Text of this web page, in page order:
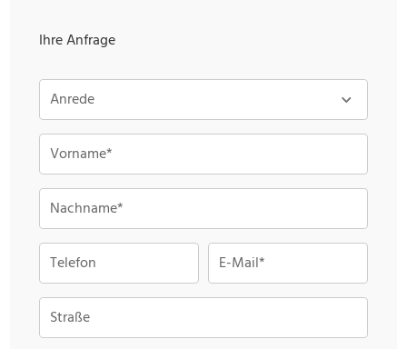
Ihre Anfrage
Anrede
Vorname*
Nachname*
Telefon E-Mail*
Straße